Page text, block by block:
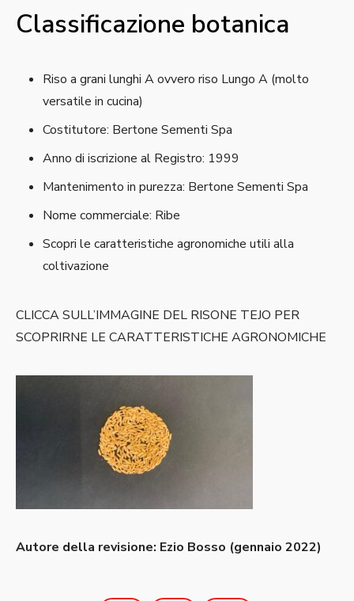
Classificazione botanica
Riso a grani lunghi A ovvero riso Lungo A (molto
versatile in cucina)
Costitutore: Bertone Sementi Spa
Anno di iscrizione al Registro: 1999
Mantenimento in purezza: Bertone Sementi Spa
Nome commerciale: Ribe
Scopri le caratteristiche agronomiche utili alla
coltivazione
CLICCA SULL’IMMAGINE DEL RISONE TEJO PER
SCOPRIRNE LE CARATTERISTICHE AGRONOMICHE
Autore della revisione: Ezio Bosso (gennaio 2022)